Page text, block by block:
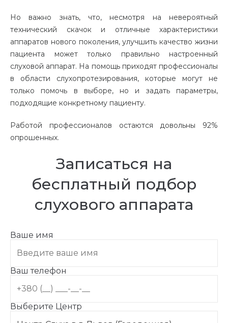
Но важно знать, что, несмотря на невероятный
технический скачок и отличные характеристики
аппаратов нового поколения, улучшить качество жизни
пациента может только правильно настроенный
слуховой аппарат. На помощь приходят профессионалы
в области слухопротезирования, которые могут не
только помочь в выборе, но и задать параметры,
подходящие конкретному пациенту.
Работой профессионалов остаются довольны 92%
опрошенных.
Записаться на
бесплатный подбор
слухового аппарата
Ваше имя
Ваш телефон
Выберите Центр